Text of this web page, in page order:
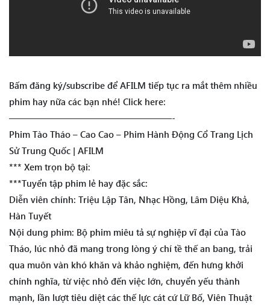
Bấm đăng ký/subscribe để AFILM tiếp tục ra mắt thêm nhiều
phim hay nữa các bạn nhé! Click here:
——————————————————-
Phim Tào Tháo – Cao Cao – Phim Hành Động Cổ Trang Lịch
Sử Trung Quốc | AFILM
*** Xem trọn bộ tại:
***Tuyển tập phim lẻ hay đặc sắc:
Diễn viên chính: Triệu Lập Tân, Nhạc Hồng, Lâm Diệu Khả,
Hàn Tuyết
Nội dung phim: Bộ phim miêu tả sự nghiệp vĩ đại của Tào
Tháo, lúc nhỏ đã mang trong lòng ý chí tề thế an bang, trải
qua muôn vàn khó khăn và khảo nghiệm, đến hưng khởi
chính nghĩa, từ việc nhỏ đến việc lớn, chuyển yếu thành
mạnh, lần lượt tiêu diệt các thế lực cát cứ Lữ Bố, Viên Thuật